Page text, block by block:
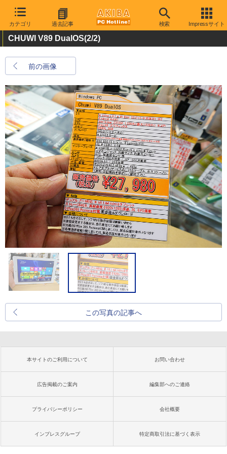
カテゴリ 過去記事 検索 Impressサイト
CHUWI V89 DualOS(2/2)
前の画像
この写真の記事へ
本サイトのご利用について お問い合わせ
広告掲載のご案内 編集部へのご連絡
プライバシーポリシー 会社概要
インプレスグループ 特定商取引法に基づく表示